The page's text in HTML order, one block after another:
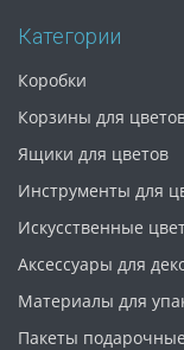
Категории
Коробки
Корзины для
Ящики для цветов
Инструменты для
Искусственные
Аксессуары для
Материалы для
Пакеты подарочные